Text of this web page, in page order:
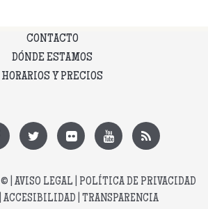
CONTACTO
DÓNDE ESTAMOS
HORARIOS Y PRECIOS
© | AVISO LEGAL
POLÍTICA DE PRIVACIDAD
ACCESIBILIDAD TRANSPARENCIA